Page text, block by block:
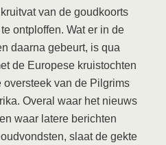
van de goudkoorts
ontploffen. Wat er in de
daarna gebeurt, is qua
de Europese kruistochten
van de Pilgrims
Overal waar het nieuws
waar latere berichten
slaat de gekte